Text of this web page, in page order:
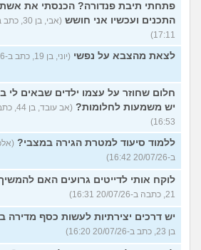
פתחתי תיבת פנדורה? הכנסתי את
התכנים ועכשיו אני חושש
17:11)
לצאת מהצבא על נפשי (יוני, בן 19, כתב ב-20/07/26 17:02)
חלום שחוזר על עצמו ילדים שבאים לי
יש משמעות לחלומות?
16:53)
ללמוד סיעוד למטרת הגירה במצבי?
ב-20/07/26 16:42)
לוקח אותי לדייטים גרועים האם
21, כתבה ב-20/07/26 16:31)
יש דרכים יצירתיות לעשות כסף מדירה
בן 23, כתב ב-20/07/26 16:20)